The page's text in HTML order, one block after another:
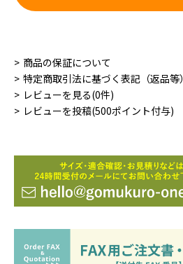
商品の保証について
特定商取引法に基づく表記（返品等）
レビューを見る(0件)
レビューを投稿(500ポイント付与)